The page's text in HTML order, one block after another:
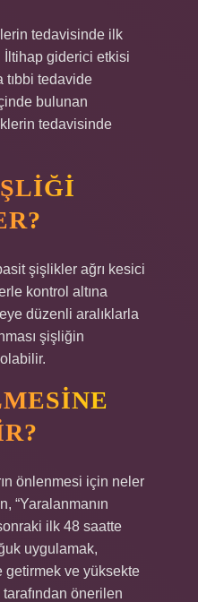
tedavisinde ilk
İltihap giderici etkisi
tıbbi tedavide
bulunan
tedavisinde
şişlikler ağrı kesici
kontrol altına
düzenli aralıklarla
şişliğin
olabilir.
önlenmesi için neler
“Yaralanmanın
ilk 48 saatte
uygulamak,
getirmek ve yüksekte
önerilen